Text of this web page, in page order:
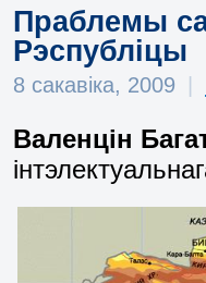
Праблемы
Рэспубліцы
8 сакавіка, 2009 |
Валенцін